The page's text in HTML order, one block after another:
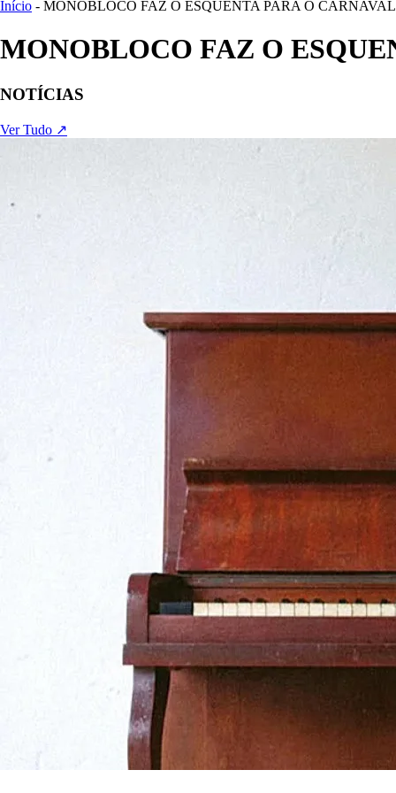
Início - MONOBLOCO FAZ O ESQUENTA PARA O
MONOBLOCO FAZ O
NOTÍCIAS
Ver Tudo ↗